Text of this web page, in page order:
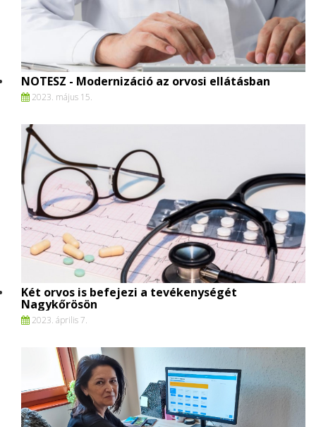
NOTESZ - Modernizáció az orvosi ellátásban
2023. május 15.
Két orvos is befejezi a tevékenységét
Nagykőrösön
2023. április 7.